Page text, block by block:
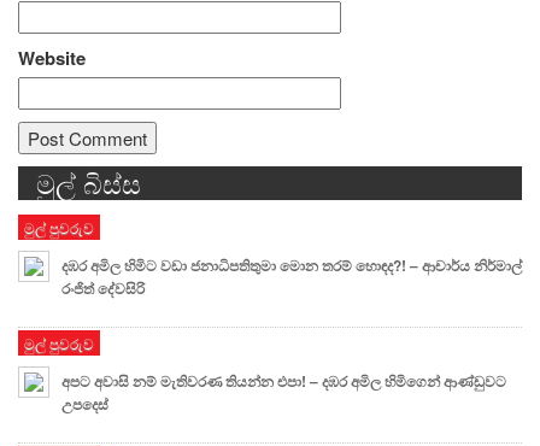
Website
Alternative:
මුල් බිස්ස
මුල් පුවරුව
දඹර අමිල හිමිට වඩා ජනාධිපතිතුමා මොන තරම් හොඳද?! – ආචාර්ය නිර්මාල්
රංජිත් දේවසිරි
මුල් පුවරුව
අපට අවාසි නම් මැතිවරණ තියන්න එපා! – දඹර අමිල හිමිගෙන් ආණ්ඩුවට
උපදෙස්